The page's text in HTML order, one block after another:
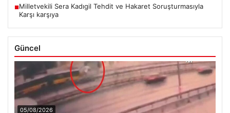
■Milletvekili Sera Kadıgil Tehdit ve Hakaret Soruşturmasıyla
Karşı karşıya
Güncel
05/08/2026